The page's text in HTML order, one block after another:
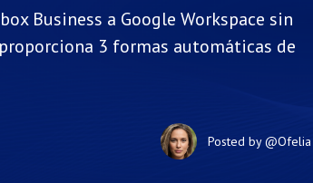
Business a Google Workspace sin
3 formas automáticas de
Posted by@Ofelia